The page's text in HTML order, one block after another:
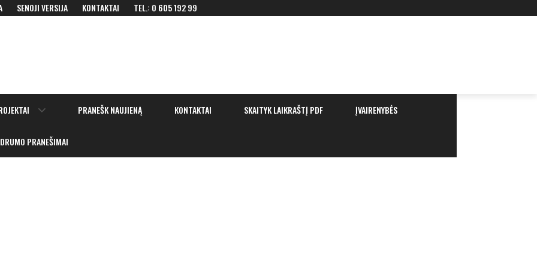
SENOJI VERSIJA KONTAKTAI TEL.: 0 605 192 99
Show
PRANEŠK NAUJIENĄ KONTAKTAI SKAITYK LAIKRAŠTĮ PDF ĮVAIRENYBĖS
PRANEŠIMAI